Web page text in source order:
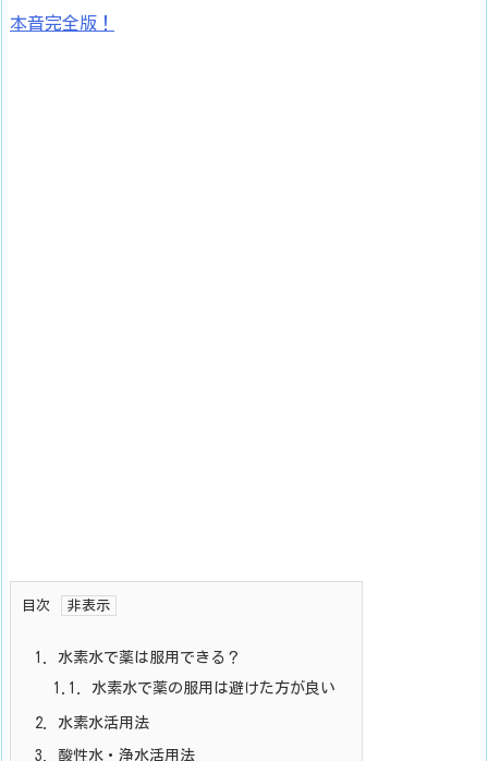
本音完全版！
目次
1.
水素水で薬は服用できる？
1.1.
水素水で薬の服用は避けた方が良い
2. 水素水活用法
3. 酸性水・浄水活用法